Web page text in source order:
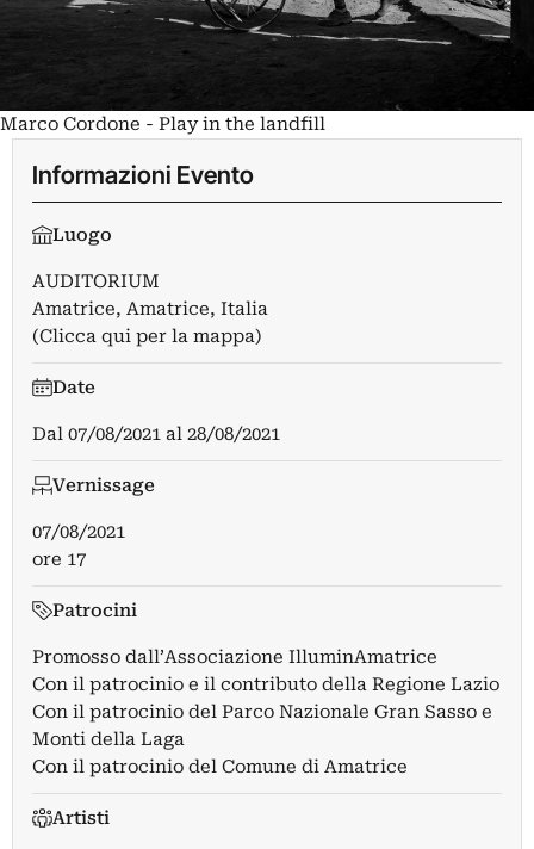
Marco Cordone - Play in the landfill
Informazioni Evento
Luogo
AUDITORIUM
Amatrice, Amatrice, Italia
(Clicca qui per la mappa)
Date
Dal 07/08/2021 al 28/08/2021
Vernissage
07/08/2021
ore 17
Patrocini
Promosso dall’Associazione IlluminAmatrice
Con il patrocinio e il contributo della Regione Lazio
Con il patrocinio del Parco Nazionale Gran Sasso e
Monti della Laga
Con il patrocinio del Comune di Amatrice
Artisti